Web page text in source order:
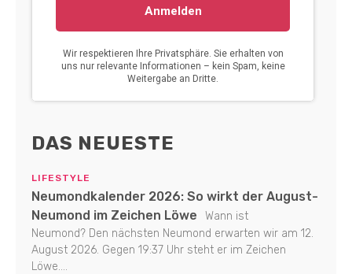
DAS NEUESTE
LIFESTYLE
Neumondkalender 2026: So wirkt der August-
Neumond im Zeichen Löwe
Wann ist
Neumond? Den nächsten Neumond erwarten wir am 12.
August 2026. Gegen 19:37 Uhr steht er im Zeichen
Löwe....